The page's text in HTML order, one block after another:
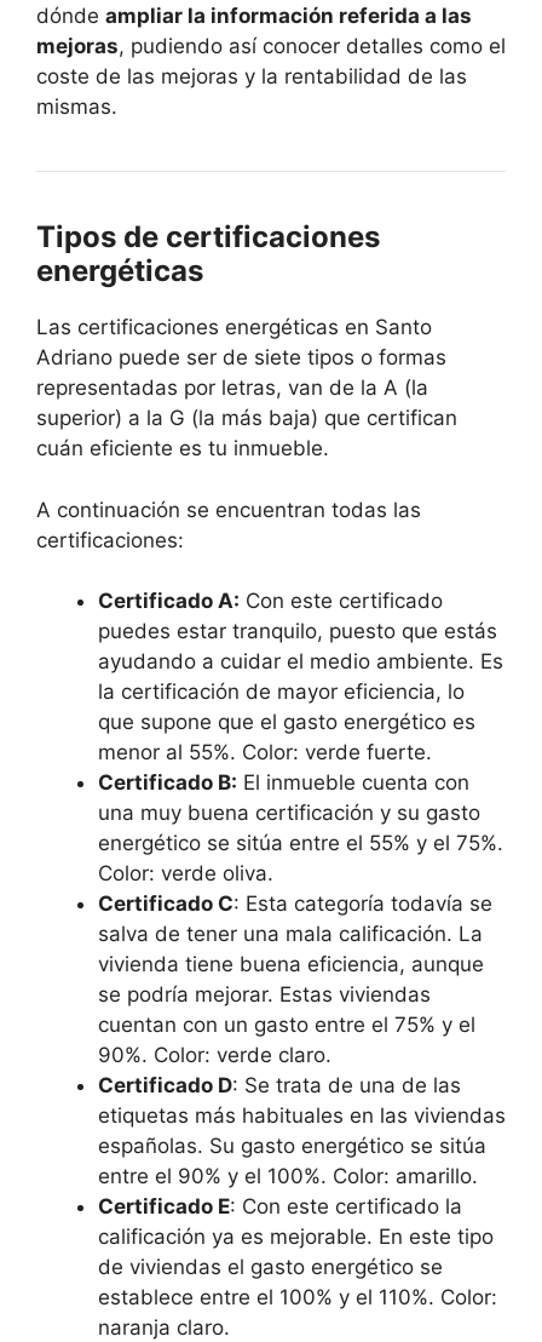
dónde ampliar la información referida a las
mejoras, pudiendo así conocer detalles como el
coste de las mejoras y la rentabilidad de las
mismas.
Tipos de certificaciones
energéticas
Las certificaciones energéticas en Santo
Adriano puede ser de siete tipos o formas
representadas por letras, van de la A (la
superior) a la G (la más baja) que certifican
cuán eficiente es tu inmueble.
A continuación se encuentran todas las
certificaciones:
Certificado A: Con este certificado
puedes estar tranquilo, puesto que estás
ayudando a cuidar el medio ambiente. Es
la certificación de mayor eficiencia, lo
que supone que el gasto energético es
menor al 55%. Color: verde fuerte.
Certificado B: El inmueble cuenta con
una muy buena certificación y su gasto
energético se sitúa entre el 55% y el 75%.
Color: verde oliva.
Certificado C: Esta categoría todavía se
salva de tener una mala calificación. La
vivienda tiene buena eficiencia, aunque
se podría mejorar. Estas viviendas
cuentan con un gasto entre el 75% y el
90%. Color: verde claro.
Certificado D: Se trata de una de las
etiquetas más habituales en las viviendas
españolas. Su gasto energético se sitúa
entre el 90% y el 100%. Color: amarillo.
Certificado E: Con este certificado la
calificación ya es mejorable. En este tipo
de viviendas el gasto energético se
establece entre el 100% y el 110%. Color:
naranja claro.